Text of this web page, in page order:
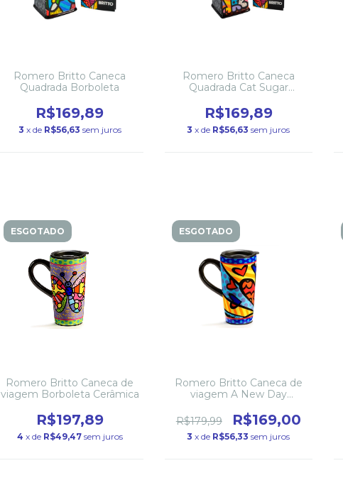
Romero Britto Caneca
Quadrada Borboleta
R$169,89
3 x de R$56,63 sem juros
Romero Britto Caneca
Quadrada Cat Sugar
R$169,89
3 x de R$56,63 sem juros
ESGOTADO
Romero Britto Caneca de
viagem Borboleta Cerâmica
R$197,89
4 x de R$49,47 sem juros
ESGOTADO
Romero Britto Caneca de
viagem A New Day
R$179,99
R$169,00
3 x de R$56,33 sem juros